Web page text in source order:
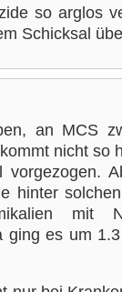
so arglos
Schicksal
an MCS
nicht so
hinter
mit
ging es um